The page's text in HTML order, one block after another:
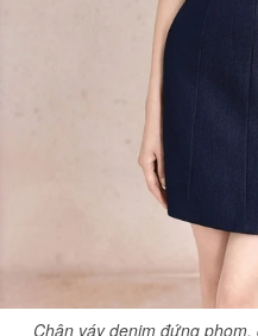
Chân váy denim đứng